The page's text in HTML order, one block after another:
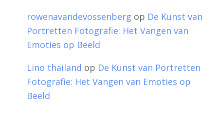
rowenavandevossenberg op De Kunst van
Portretten Fotografie: Het Vangen van
Emoties op Beeld
Lino thailand op De Kunst van Portretten
Fotografie: Het Vangen van Emoties op
Beeld